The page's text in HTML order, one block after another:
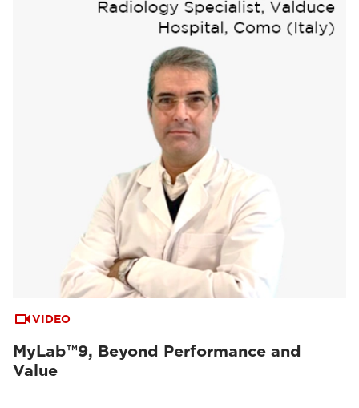
VIDEO
MyLab™9, Beyond Performance and
Value